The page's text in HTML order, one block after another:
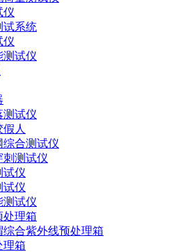
仪
试系统
仪
测试仪
测试仪
人
综合测试仪
刺测试仪
试仪
试仪
测试仪
处理箱
合紫外线预处理箱
理箱